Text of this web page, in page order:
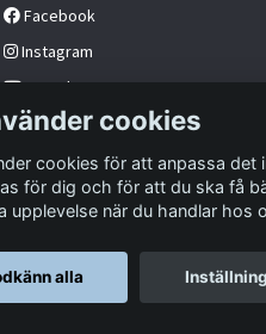
Facebook
Instagram
YouTube
cookies
cookies för att anpassa det
för dig och för att du ska få
upplevelse när du handlar hos
alla